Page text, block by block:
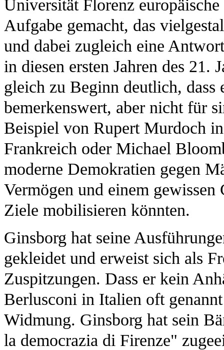
Universität Florenz
Aufgabe gemacht, das
und dabei zugleich eine
in diesen ersten Jahren des 21.
gleich zu Beginn deutlich,
bemerkenswert, aber nicht für
Beispiel von Rupert Murdoch
Frankreich oder Michael
moderne Demokratien gegen
Vermögen und einem
Ziele mobilisieren könnten.
Ginsborg hat seine
gekleidet und erweist sich als
Zuspitzungen. Dass er kein
Berlusconi in Italien oft
Widmung. Ginsborg hat sein
la democrazia di Firenze"